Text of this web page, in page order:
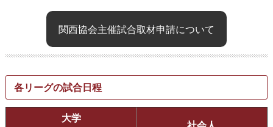
関西協会主催試合取材申請について
各リーグの試合日程
大学